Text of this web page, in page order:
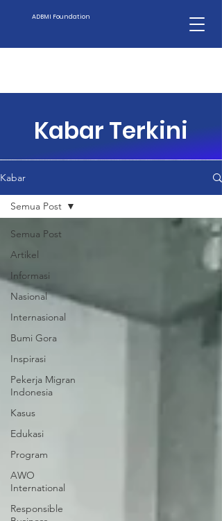
ADBMI Foundation
Kabar Terkini
Kabar
Semua Post
Artikel
Informasi
Nasional
Internasional
Bumi Gora
Inspirasi
Pekerja Migran
Indonesia
Kasus
Edukasi
Program
AWO
International
Responsible
Semua Post